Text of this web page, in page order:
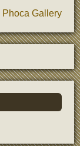
Phoca Gallery